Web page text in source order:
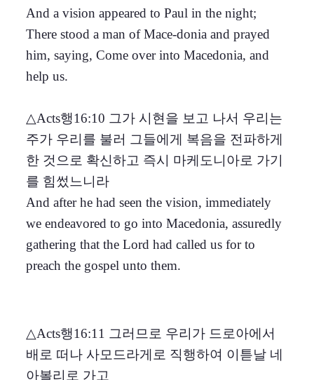
And a vision appeared to Paul in the night;
There stood a man of Mace-donia and prayed
him, saying, Come over into Macedonia, and
help us.
△Acts행16:10 그가 시현을 보고 나서 우리는
주가 우리를 불러 그들에게 복음을 전파하게
한 것으로 확신하고 즉시 마케도니아로 가기
를 힘썼느니라
And after he had seen the vision, immediately
we endeavored to go into Macedonia, assuredly
gathering that the Lord had called us for to
preach the gospel unto them.
△Acts행16:11 그러므로 우리가 드로아에서
배로 떠나 사모드라게로 직행하여 이튿날 네
아볼리로 가고